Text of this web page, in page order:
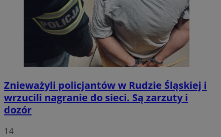
Znieważyli policjantów w Rudzie Śląskiej i
wrzucili nagranie do sieci. Są zarzuty i
dozór
14